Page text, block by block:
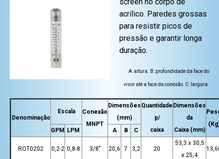
acrílico. Paredes grossas
para resistir picos de
pressão e garantir longa
duração.
A: altura. B: profundidade da face do
visor até a face da conexão. C: largura.
Denominação
Escala
Conexão
MNPT
Dimensões
(mm)
Quantidade
p/
caixa
Dimensões
da
Caixa (mm)
GPM LPM A B C
ROT0202 0,2-2 0,8-8 3/8" 20,6 7 3,2 20
53,3 x 30,5
x 25,4